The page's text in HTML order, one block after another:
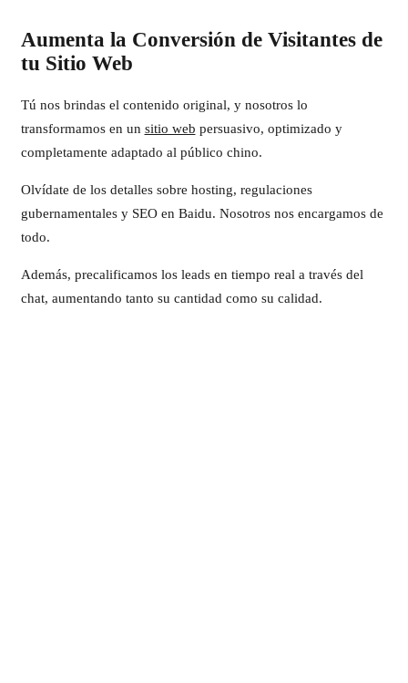
Aumenta la Conversión de Visitantes de
tu Sitio Web
Tú nos brindas el contenido original, y nosotros lo
transformamos en un sitio web persuasivo, optimizado y
completamente adaptado al público chino.
Olvídate de los detalles sobre hosting, regulaciones
gubernamentales y SEO en Baidu. Nosotros nos encargamos de
todo.
Además, precalificamos los leads en tiempo real a través del
chat, aumentando tanto su cantidad como su calidad.